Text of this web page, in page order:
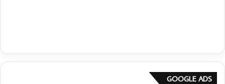
GOOGLE ADS